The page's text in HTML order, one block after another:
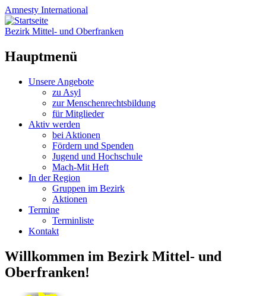
Amnesty International
Bezirk Mittel- und Oberfranken
Hauptmenü
Zum
Unsere Angebote
zu Asyl
zur Menschenrechtsbildung
für Mitglieder
Aktiv werden
bei Aktionen
Fördern und Spenden
Jugend und Hochschule
Mach-Mit Heft
In der Region
Gruppen im Bezirk
Aktionen
Termine
Terminliste
Kontakt
Willkommen im Bezirk Mittel- und
Oberfranken!